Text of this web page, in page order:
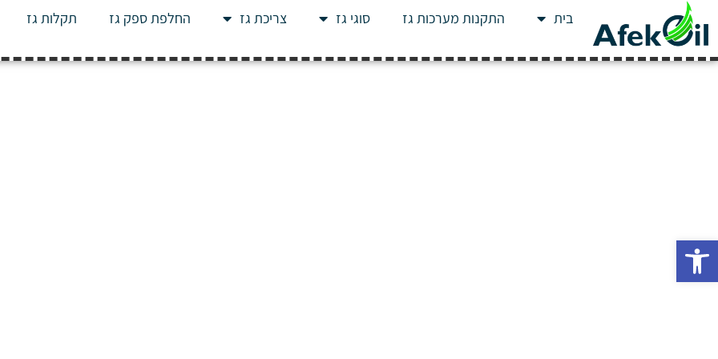
פתח סרגל נגישות
בית התקנות מערכות גז סוגי גז צריכת גז החלפת ספק גז תקלות גז